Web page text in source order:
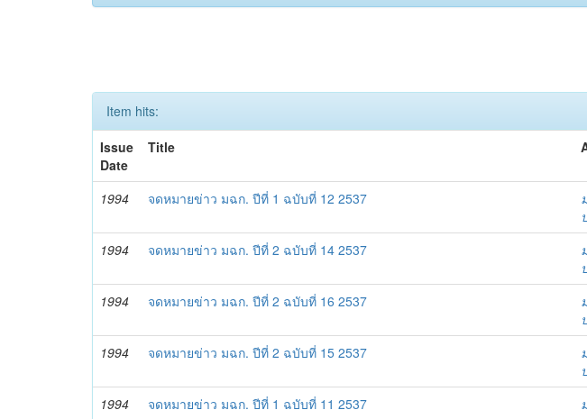
Item hits:
Issue
Date
Title
1994 จดหมายข่าว มฉก. ปีที่ 1 ฉบับที่ 12 2537
1994
จดหมายข่าว มฉก. ปีที่ 2 ฉบับที่ 14 2537
1994
จดหมายข่าว มฉก. ปีที่ 2 ฉบับที่ 16 2537
1994
จดหมายข่าว มฉก. ปีที่ 2 ฉบับที่ 15 2537
1994
จดหมายข่าว มฉก. ปีที่ 1 ฉบับที่ 11 2537